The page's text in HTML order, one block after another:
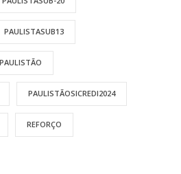
PAULISTASUB13
PAULISTÃO
PAULISTÃOSICREDI2024
REFORÇO